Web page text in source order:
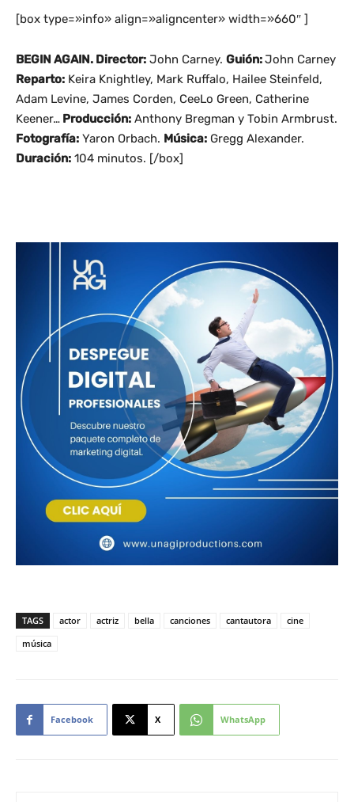
[box type=»info» align=»aligncenter» width=»660″ ]
BEGIN AGAIN. Director: John Carney. Guión:John Carney
Reparto: Keira Knightley, Mark Ruffalo, Hailee Steinfeld,
Adam Levine, James Corden, CeeLo Green, Catherine
Keener… Producción: Anthony Bregman y Tobin Armbrust.
Fotografía: Yaron Orbach. Música: Gregg Alexander.
Duración: 104 minutos. [/box]
TAGS actor actriz bella canciones cantautora
cine
música
Facebook X WhatsApp